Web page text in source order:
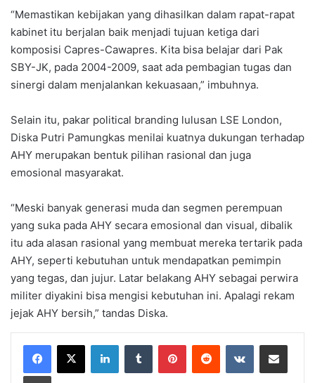
“Memastikan kebijakan yang dihasilkan dalam rapat-rapat
kabinet itu berjalan baik menjadi tujuan ketiga dari
komposisi Capres-Cawapres. Kita bisa belajar dari Pak
SBY-JK, pada 2004-2009, saat ada pembagian tugas dan
sinergi dalam menjalankan kekuasaan,” imbuhnya.
Selain itu, pakar political branding lulusan LSE London,
Diska Putri Pamungkas menilai kuatnya dukungan terhadap
AHY merupakan bentuk pilihan rasional dan juga
emosional masyarakat.
“Meski banyak generasi muda dan segmen perempuan
yang suka pada AHY secara emosional dan visual, dibalik
itu ada alasan rasional yang membuat mereka tertarik pada
AHY, seperti kebutuhan untuk mendapatkan pemimpin
yang tegas, dan jujur. Latar belakang AHY sebagai perwira
militer diyakini bisa mengisi kebutuhan ini. Apalagi rekam
jejak AHY bersih,” tandas Diska.